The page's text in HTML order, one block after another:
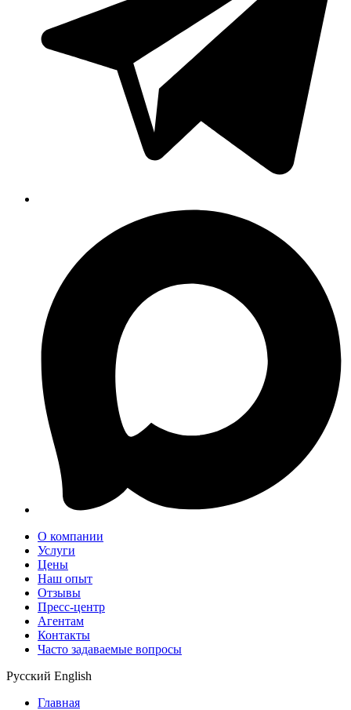
О компании
Услуги
Цены
Наш опыт
Отзывы
Пресс-центр
Агентам
Контакты
Часто задаваемые вопросы
Русский English
Главная